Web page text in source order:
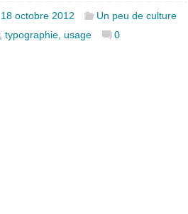
18 octobre 2012
Un peu de culture
,typographie ,usage 0